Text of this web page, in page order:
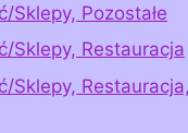
Sklepy, Pozostałe
Sklepy, Restauracja
Sklepy,